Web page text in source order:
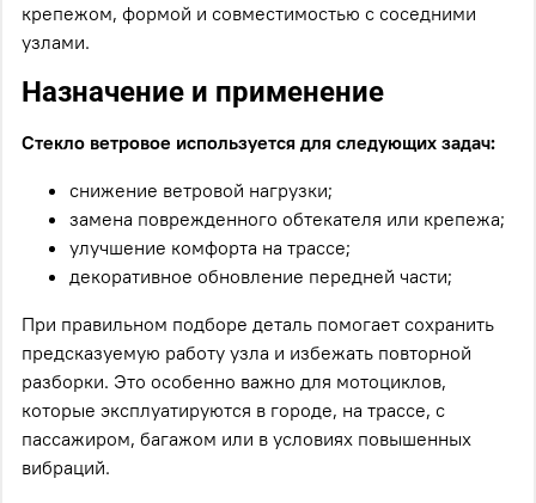
крепежом, формой и совместимостью с соседними
узлами.
Назначение и применение
Стекло ветровое используется для следующих задач:
снижение ветровой нагрузки;
замена поврежденного обтекателя или крепежа;
улучшение комфорта на трассе;
декоративное обновление передней части;
При правильном подборе деталь помогает сохранить
предсказуемую работу узла и избежать повторной
разборки. Это особенно важно для мотоциклов,
которые эксплуатируются в городе, на трассе, с
пассажиром, багажом или в условиях повышенных
вибраций.